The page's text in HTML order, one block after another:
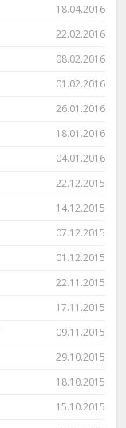
18.04.2016
22.02.2016
08.02.2016
01.02.2016
26.01.2016
18.01.2016
04.01.2016
22.12.2015
14.12.2015
07.12.2015
01.12.2015
22.11.2015
17.11.2015
09.11.2015
29.10.2015
18.10.2015
15.10.2015